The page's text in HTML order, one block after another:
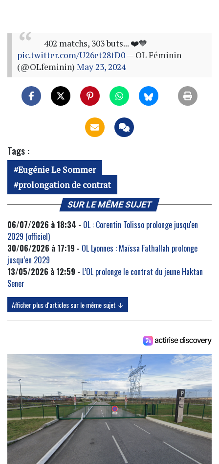
402 matchs, 303 buts... ❤️💙
pic.twitter.com/U26et28tD0— OL Féminin
(@OLfeminin) May 23, 2024
Tags :
Eugénie Le Sommer
prolongation de contrat
SUR LE MÊME SUJET
06/07/2026 à 18:34 - OL : Corentin Tolisso prolonge jusqu'en
2029 (officiel)
30/06/2026 à 17:19 - OL Lyonnes : Maïssa Fathallah prolonge
jusqu’en 2029
13/05/2026 à 12:59 - L’OL prolonge le contrat du jeune Haktan
Sener
Afficher plus d'articles sur le même sujet ↓